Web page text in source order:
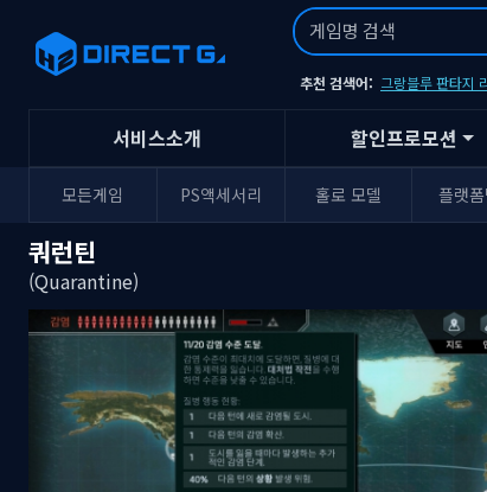
추천 검색어: 그랑블루 판타지
서비스소개 할인프로모션
모든게임 PS액세서리 홀로 모델 플랫폼
쿼런틴
(Quarantine)